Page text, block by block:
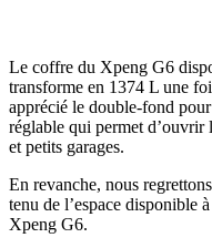
Le coffre du Xpeng G6
transforme en 1374 L une
apprécié le double-fond
réglable qui permet d’ouvrir
et petits garages.
En revanche, nous
tenu de l’espace disponible
Xpeng G6.